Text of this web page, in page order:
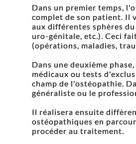
Dans un premier temps,
complet de son patient. Il
aux différentes sphères
uro-génitale, etc.). Ceci
(opérations, maladies,
Dans une deuxième
médicaux ou tests
champ de l'ostéopathie.
généraliste ou le
Il réalisera ensuite
ostéopathiques en
procéder au traitement.